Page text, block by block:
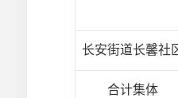
长安街道长馨社
合计集体